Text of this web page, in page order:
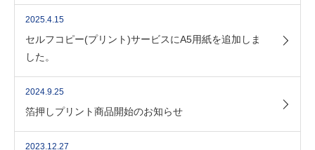
2025.4.15
セルフコピー(プリント)サービスにA5用紙を追加しま
した。
2024.9.25
箔押しプリント商品開始のお知らせ
2023.12.27